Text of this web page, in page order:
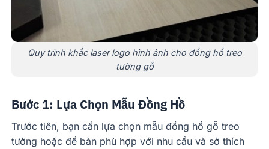
Quy trình khắc laser logo hình ảnh cho đồng hồ treo
tường gỗ
Bước 1: Lựa Chọn Mẫu Đồng Hồ
Trước tiên, bạn cần lựa chọn mẫu đồng hồ gỗ treo
tường hoặc để bàn phù hợp với nhu cầu và sở thích